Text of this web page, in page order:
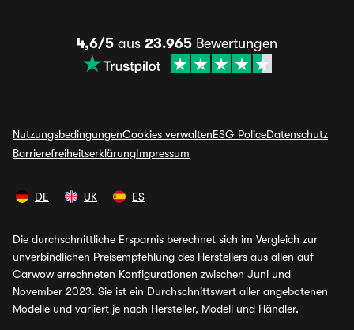
4,6/5 aus 23.965 Bewertungen
NutzungsbedingungenCookies verwaltenESG PoliceDatenschutz
BarrierefreiheitserklärungImpressum
DE UK ES
Die durchschnittliche Ersparnis berechnet sich im Vergleich zur
unverbindlichen Preisempfehlung des Herstellers aus allen auf
Carwow errechneten Konfigurationen zwischen Juni und
November 2023. Sie ist ein Durchschnittswert aller angebotenen
Modelle und variiert je nach Hersteller, Modell und Händler.